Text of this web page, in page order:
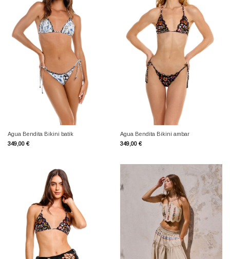
Agua Bendita Bikini batik
349,00 €
Agua Bendita Bikini ambar
349,00 €